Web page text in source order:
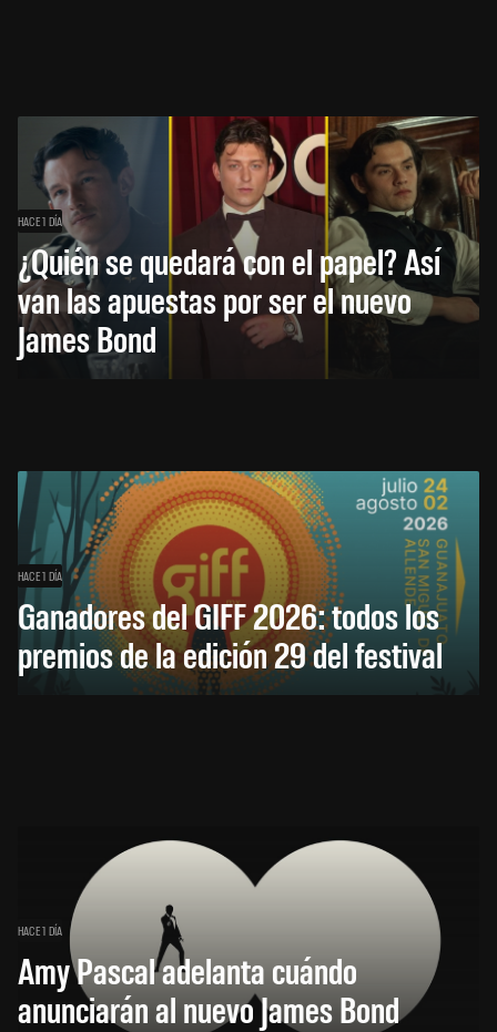
HACE 1 DÍA
¿Quién se quedará con el papel? Así
van las apuestas por ser el nuevo
James Bond
HACE 1 DÍA
Ganadores del GIFF 2026: todos los
premios de la edición 29 del festival
HACE 1 DÍA
Amy Pascal adelanta cuándo
anunciarán al nuevo James Bond